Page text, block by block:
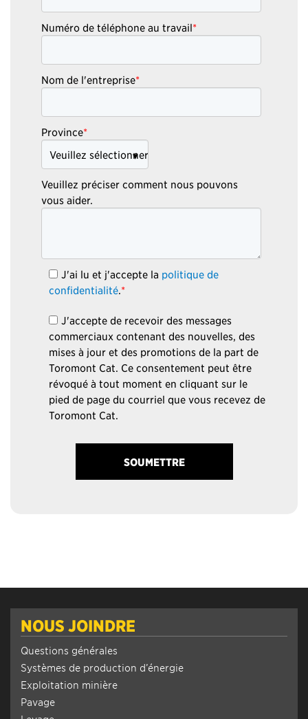
Numéro de téléphone au travail*
Nom de l'entreprise*
Province*
Veuillez préciser comment nous pouvons
vous aider.
J'ai lu et j'accepte la politique de
confidentialité.*
J'accepte de recevoir des messages
commerciaux contenant des nouvelles, des
mises à jour et des promotions de la part de
Toromont Cat. Ce consentement peut être
révoqué à tout moment en cliquant sur le
pied de page du courriel que vous recevez de
Toromont Cat.
NOUS JOINDRE
Questions générales
Systèmes de production d’énergie
Exploitation minière
Pavage